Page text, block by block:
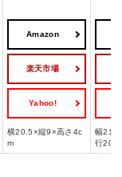
Amazon
楽天市場
Yahoo!
横20.5×縦9×高さ4c
m
幅
行